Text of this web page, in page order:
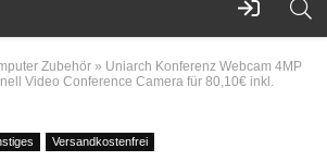
Zubehör » Uniarch Konferenz Webcam 4MP
Video Conference Camera für 80,10€ inkl.
Versandkostenfrei